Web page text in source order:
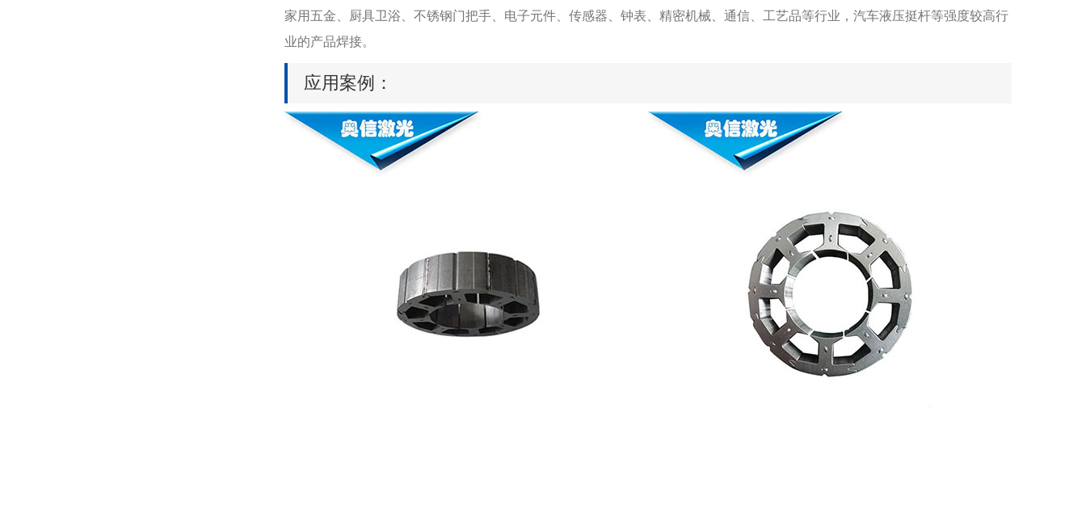
家用五金、厨具卫浴、不锈钢门把手、电子元件、传感器、钟表、精密机械、通信、工艺品等行业，汽车液压挺杆等强度较高行
业的产品焊接。
应用案例：